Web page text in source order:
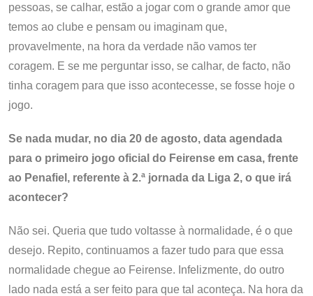
pessoas, se calhar, estão a jogar com o grande amor que
temos ao clube e pensam ou imaginam que,
provavelmente, na hora da verdade não vamos ter
coragem. E se me perguntar isso, se calhar, de facto, não
tinha coragem para que isso acontecesse, se fosse hoje o
jogo.
Se nada mudar, no dia 20 de agosto, data agendada
para o primeiro jogo oficial do Feirense em casa, frente
ao Penafiel, referente à 2.ª jornada da Liga 2, o que irá
acontecer?
Não sei. Queria que tudo voltasse à normalidade, é o que
desejo. Repito, continuamos a fazer tudo para que essa
normalidade chegue ao Feirense. Infelizmente, do outro
lado nada está a ser feito para que tal aconteça. Na hora da